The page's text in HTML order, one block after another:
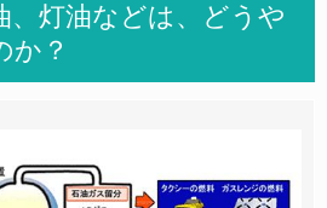
、灯油などは、どうや
か？